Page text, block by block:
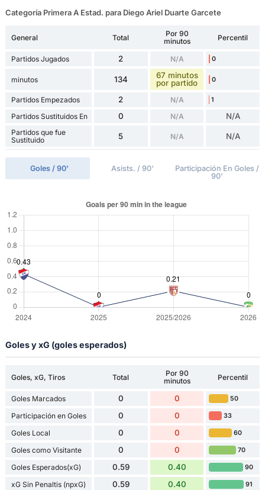
Categoría Primera A Estad. para Diego Ariel Duarte Garcete
General Total
Por 90
minutos
Percentil
Partidos Jugados 2 N/A 0
minutos 134
67 minutos
por partido
0
Partidos Empezados 2 N/A 1
Partidos Sustituidos En 0 N/A N/A
Partidos que fue
Sustituido
5 N/A N/A
Goles / 90' Asists. / 90'
Participación En Goles /
90'
Goles y xG (goles esperados)
Goles, xG, Tiros Total
Por 90
minutos
Percentil
Goles Marcados 0 0 50
Participación en Goles 0 0 33
Goles Local 0 0 60
Goles como Visitante 0 0 70
Goles Esperados(xG) 0.59 0.40 90
xG Sin Penaltis (npxG) 0.59 0.40 91